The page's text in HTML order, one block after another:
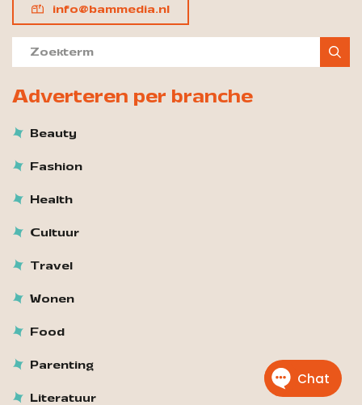
info@bammedia.nl
Adverteren per branche
Beauty
Fashion
Health
Cultuur
Travel
Wonen
Food
Parenting
Literatuur